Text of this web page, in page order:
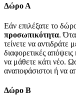
Δώρο Α
Εάν επιλέξατε το
προσωπικότητα.
τείνετε να
διαφορετικές
να μάθετε κάτι νέο.
αναποφάσιστοι ή να
Δώρο Β